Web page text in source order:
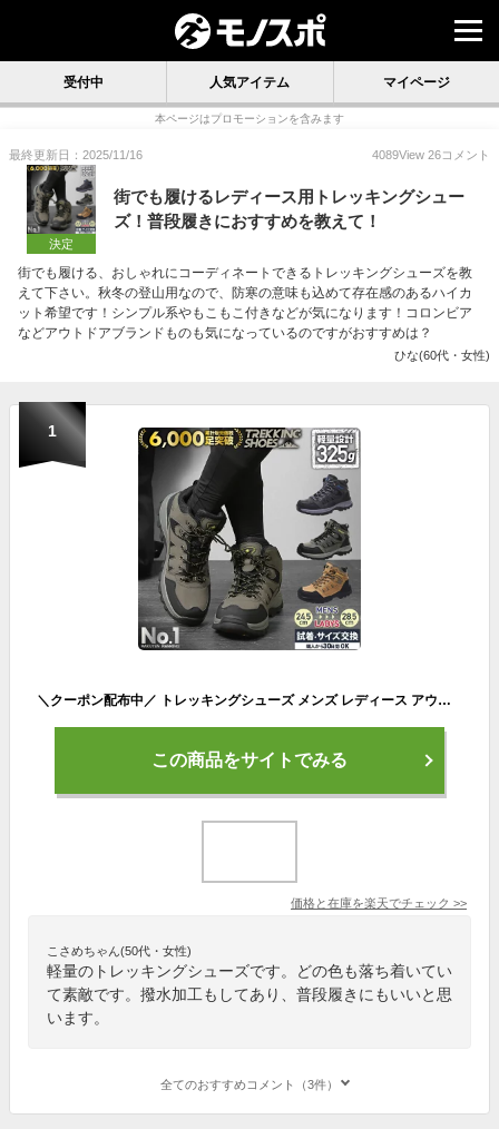
受付中 人気アイテム マイページ
本ページはプロモーションを含みます
最終更新日：2025/11/16 4089View 26コメント
決定
街でも履けるレディース用トレッキングシュー
ズ！普段履きにおすすめを教えて！
街でも履ける、おしゃれにコーディネートできるトレッキングシューズを教
えて下さい。秋冬の登山用なので、防寒の意味も込めて存在感のあるハイカ
ット希望です！シンプル系やもこもこ付きなどが気になります！コロンビア
などアウトドアブランドものも気になっているのですがおすすめは？
ひな(60代・女性)
1
＼クーポン配布中／ トレッキングシューズ メンズ レディース アウトドア スニーカー | 靴 登山靴 トレッキング 登山 山登り ユニセックス ハイカット キャンプ ハイキング アウトドアシューズ アウトドアスニーカー 撥水 初心者
この商品をサイトでみる
価格と在庫を楽天でチェック >>
こさめちゃん(50代・女性)
軽量のトレッキングシューズです。どの色も落ち着いてい
て素敵です。撥水加工もしてあり、普段履きにもいいと思
います。
全てのおすすめコメント（3件）